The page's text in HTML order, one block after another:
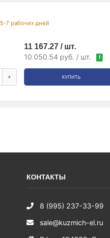
7 рабочих дней
11 167.27 / шт.
10 050.54 руб. / шт. !
+ КУПИТЬ
КОНТАКТЫ
8 (995) 237-33-99
sale@kuzmich-el.ru